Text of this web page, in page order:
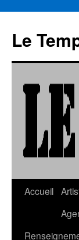
contenu
Le
Accueil